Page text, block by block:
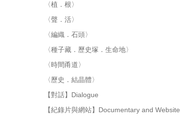
〈植．根〉
〈聲．活〉
〈編織．石頭〉
〈種子藏．歷史塚．生命地〉
〈時間甬道〉
〈歷史．結晶體〉
【對話】Dialogue
【紀錄片與網站】Documentary and Website